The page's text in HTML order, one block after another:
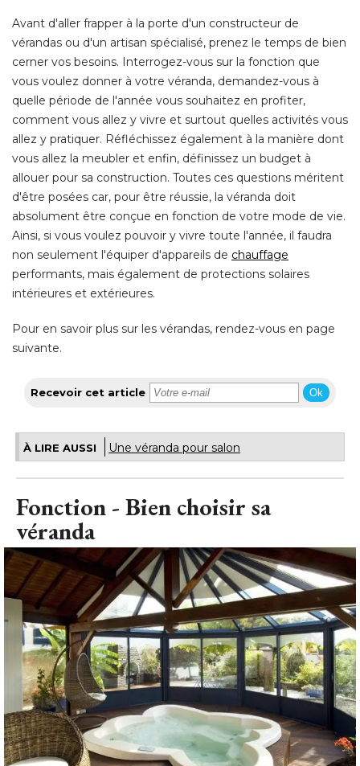
quelle période de l'année vous souhaitez en profiter,
comment vous allez y vivre et surtout quelles activités vous
allez y pratiquer. Réfléchissez également à la manière dont
vous allez la meubler et enfin, définissez un budget à
allouer pour sa construction. Toutes ces questions méritent
d'être posées car, pour être réussie, la véranda doit
absolument être conçue en fonction de votre mode de vie.
Ainsi, si vous voulez pouvoir y vivre toute l'année, il faudra
non seulement l'équiper d'appareils dechauffage
performants, mais également de protections solaires
intérieures et extérieures.
Pour en savoir plus sur les vérandas, rendez-vous en page
suivante.
Fonction - Bien choisir sa
véranda
Fonction - Installux Alluminium© Installux Alluminium